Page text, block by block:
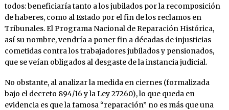
todos: beneficiaría tanto a los jubilados por la recomposición
de haberes, como al Estado por el fin de los reclamos en
Tribunales. El Programa Nacional de Reparación Histórica,
así su nombre, vendría a poner fin a décadas de injusticias
cometidas contra los trabajadores jubilados y pensionados,
que se veían obligados al desgaste de la instancia judicial.
No obstante, al analizar la medida en ciernes (formalizada
bajo el decreto 894/16 y la Ley 27260), lo que queda en
evidencia es que la famosa “reparación” no es más que una